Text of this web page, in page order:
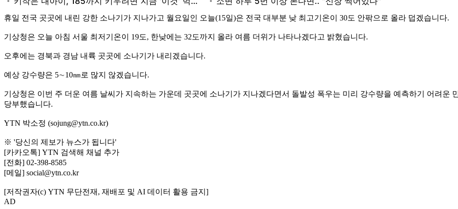
휴일 전국 곳곳에 내린 강한 소나기가 지나가고 월요일인 오늘(15일)은 전국 대부분 낮 최고기온이 30도 안팎으로 올라 덥겠습니다.
기상청은 오늘 아침 서울 최저기온이 19도, 한낮에는 32도까지 올라 여름 더위가 나타나겠다고 밝혔습니다.
오후에는 경북과 경남 내륙 곳곳에 소나기가 내리겠습니다.
예상 강수량은 5∼10㎜로 많지 않겠습니다.
기상청은 이번 주 더운 여름 날씨가 지속하는 가운데 곳곳에 소나기가 지나겠다면서 돌발성 폭우는 미리 강수량을 예측하기 어려운
당부했습니다.
YTN 박소정 (sojung@ytn.co.kr)
※ '당신의 제보가 뉴스가 됩니다'
[카카오톡] YTN 검색해 채널 추가
[전화] 02-398-8585
[메일] social@ytn.co.kr
[저작권자(c) YTN 무단전재, 재배포 및 AI 데이터 활용 금지]
AD